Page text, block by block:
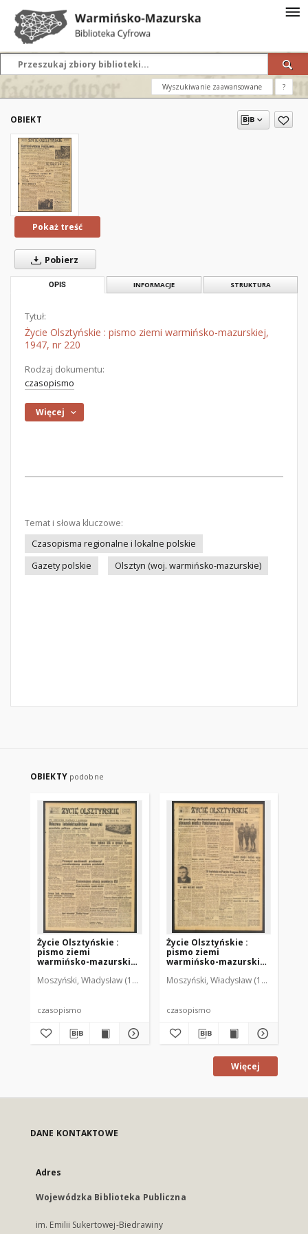
Wyszukiwanie zaawansowane ?
OBIEKT
Pokaż treść
Pobierz
OPIS INFORMACJE STRUKTURA
Tytuł:
Życie Olsztyńskie : pismo ziemi warmińsko-mazurskiej,
1947, nr 220
Rodzaj dokumentu:
czasopismo
Więcej
Temat i słowa kluczowe:
Czasopisma regionalne i lokalne polskie
Gazety polskie
Olsztyn (woj. warmińsko-mazurskie)
OBIEKTY podobne
Życie Olsztyńskie :
pismo ziemi
warmińsko-mazurskiej,
Moszyński, Władysław (1922-2001). Red. Mroczkowski, Włodzimierz
czasopismo
Życie Olsztyńskie :
pismo ziemi
warmińsko-mazurskiej,
Moszyński, Władysław (1922-2001).
czasopismo
Więcej
DANE KONTAKTOWE
Adres
Wojewódzka Biblioteka Publiczna
im. Emilii Sukertowej-Biedrawiny